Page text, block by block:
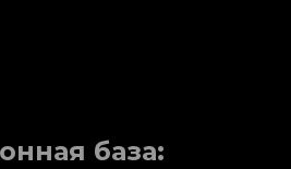
база: